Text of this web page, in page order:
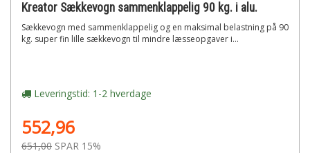
Kreator Sækkevogn sammenklappelig 90 kg. i alu.
Sækkevogn med sammenklappelig og en maksimal belastning på 90
kg. super fin lille sækkevogn til mindre læsseopgaver i...
Leveringstid: 1-2 hverdage
552,96
651,00 SPAR 15%